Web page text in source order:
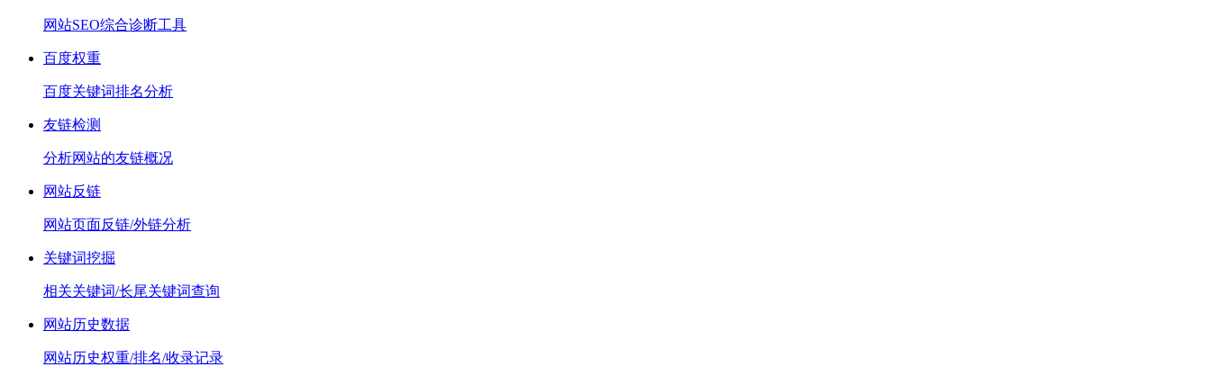
网站SEO综合诊断工具
百度权重
百度关键词排名分析
友链检测
分析网站的友链概况
网站反链
网站页面反链/外链分析
关键词挖掘
相关关键词/长尾关键词查询
网站历史数据
网站历史权重/排名/收录记录